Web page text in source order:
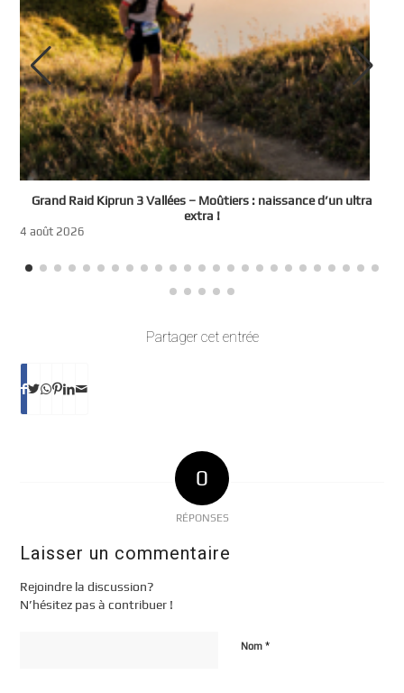
Grand Raid Kiprun 3 Vallées – Moûtiers : naissance d’un ultra
extra !
4 août 2026
Partager cet entrée
0
RÉPONSES
Laisser un commentaire
Rejoindre la discussion?
N’hésitez pas à contribuer !
Nom*